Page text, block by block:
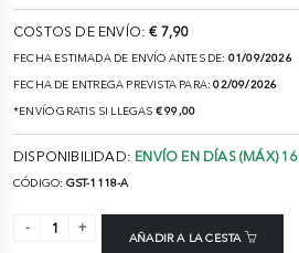
COSTOS DE ENVÍO:€ 7,90
FECHA ESTIMADA DE ENVÍO ANTES DE: 01/09/2026
FECHA DE ENTREGA PREVISTA PARA:02/09/2026
*ENVÍO GRATIS SI LLEGAS € 99,00
DISPONIBILIDAD: ENVÍO EN DÍAS (MÁX) 16
CÓDIGO: GST-1118-A
AÑADIR A LA CESTA